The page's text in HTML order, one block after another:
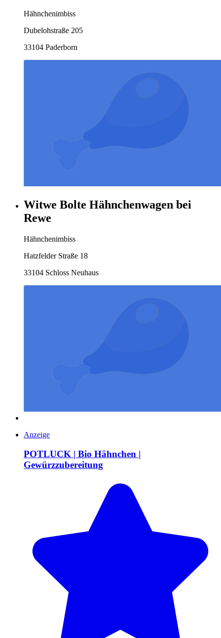
Hähnchenimbiss
Dubelohstraße 205
33104 Paderborn
Witwe Bolte Hähnchenwagen bei
Rewe
Hähnchenimbiss
Hatzfelder Straße 18
33104 Schloss Neuhaus
Anzeige
POTLUCK | Bio Hähnchen |
Gewürzzubereitung